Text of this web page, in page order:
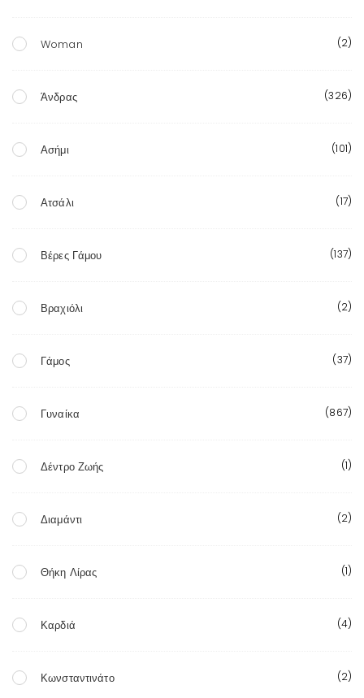
Woman (2)
Άνδρας (326)
Ασήμι (101)
Ατσάλι (17)
Βέρες Γάμου (137)
Βραχιόλι (2)
Γάμος (37)
Γυναίκα (867)
Δέντρο Ζωής (1)
Διαμάντι (2)
Θήκη Λίρας (1)
Καρδιά (4)
Κωνσταντινάτο (2)